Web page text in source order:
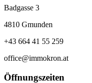
Badgasse 3
4810 Gmunden
+43 664 41 55 259
office@immokron.at
Öffnungszeiten